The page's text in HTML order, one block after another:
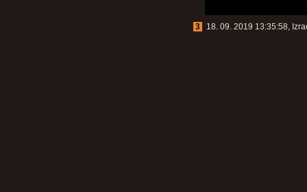
3 18. 09. 2019 13:35:58,